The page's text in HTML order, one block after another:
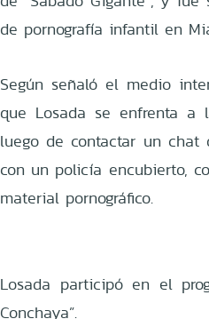
de pornografía infantil en
Según señaló el medio
que Losada se enfrenta a
luego de contactar un chat
con un policía encubierto,
material pornográfico.
Losada participó en el
Conchaya”.